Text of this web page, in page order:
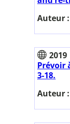
Auteur :
2019
Prévoir
3-18.
Auteur :